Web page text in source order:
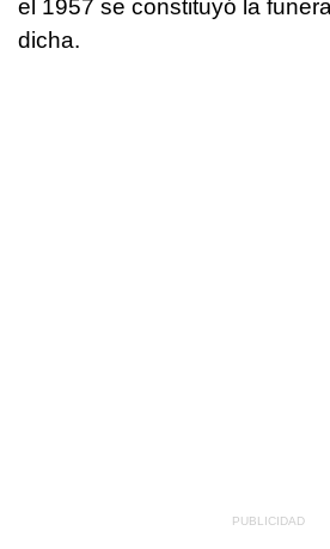
el 1957 se constituyó la
dicha.